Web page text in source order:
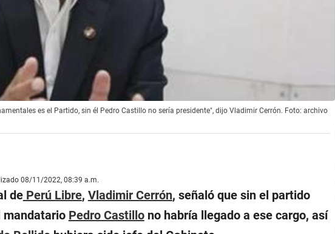
es el Partido, sin él Pedro Castillo no sería presidente", dijo Vladimir Cerrón. Foto: archivo
08/11/2022, 08:39 a.m.
dePerú Libre, Vladimir Cerrón, señaló que sin el partido
mandatario Pedro Castillono habría llegado a ese cargo, así